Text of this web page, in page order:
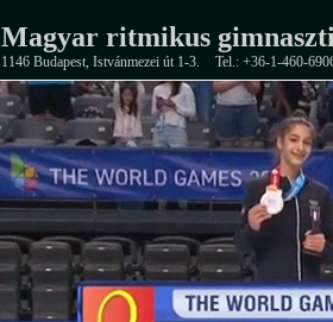
Magyar ritmikus
1146 Budapest, Istvánmezei út 1-3. Tel.: +36-1-460-